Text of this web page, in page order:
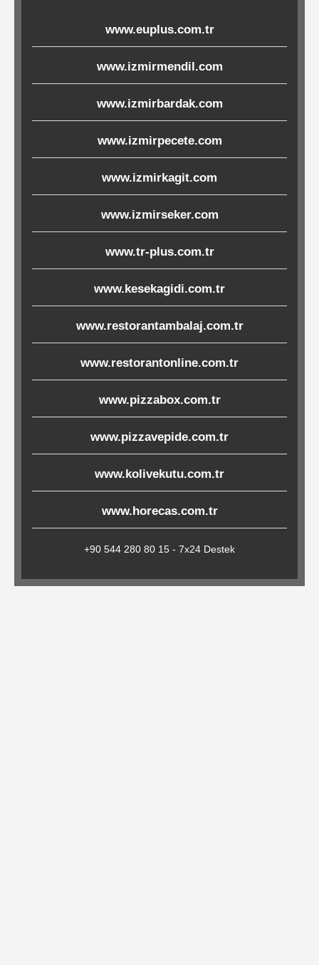
Ürünleri
Melamin
Ürünler
Porselen-
Seramik
Cam
Buklet
Ürünler
Poşetler
Çöp
Torbaları
Tepsi
Altlıkları
Amerikan
Servisler
&
Kağıt
www.euplus.com.tr
www.izmirmendil.com
www.izmirbardak.com
www.izmirpecete.com
www.izmirkagit.com
www.izmirseker.com
www.tr-plus.com.tr
www.kesekagidi.com.tr
www.restorantambalaj.com.tr
www.restorantonline.com.tr
www.pizzabox.com.tr
www.pizzavepide.com.tr
www.kolivekutu.com.tr
www.horecas.com.tr
+90 544 280 80 15 - 7x24 Destek